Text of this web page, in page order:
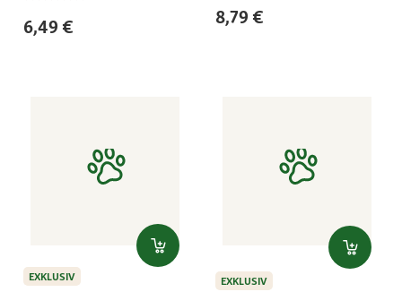
6,49 € 8,79 €
EXKLUSIV
EXKLUSIV